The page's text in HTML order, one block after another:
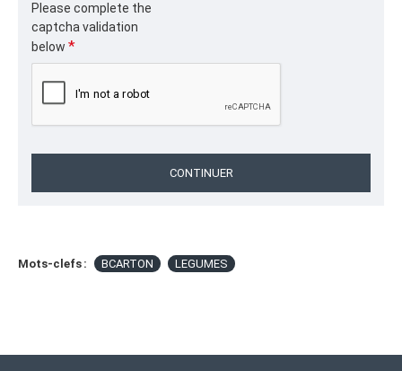
Please complete the
captcha validation
below
CONTINUER
Mots-clefs : BCARTON LEGUMES